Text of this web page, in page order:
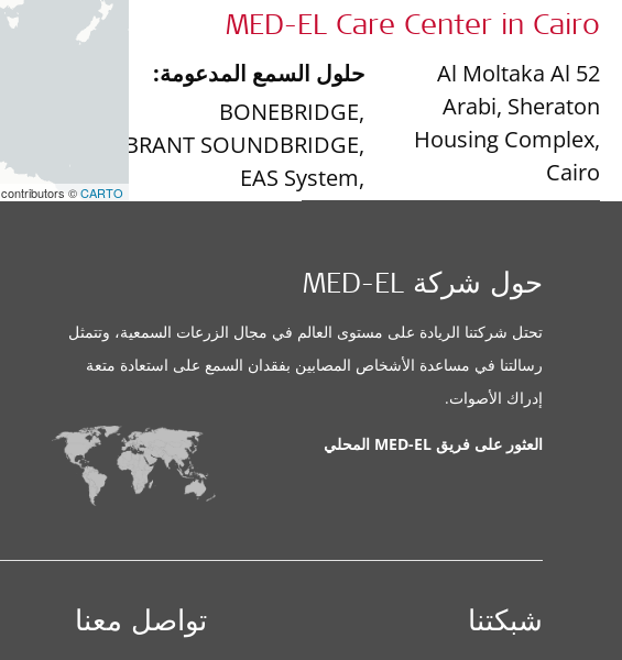
contributors ©CARTO
MED-EL Care Center in Cairo
52 Al Moltaka Al
Arabi, Sheraton
Housing Complex,
Cairo
حلول السمع المدعومة:
BONEBRIDGE,
VIBRANT SOUNDBRIDGE,
EAS System,
CI System
MED-EL Office
MED-EL Representative Office in
تفاصيل معلومات الاتصال
حلول السمع المدعومة:
حول شركة MED-EL
تحتل شركتنا الريادة على مستوى العالم في مجال الزرعات السمعية، وتتمثل
رسالتنا في مساعدة الأشخاص المصابين بفقدان السمع على استعادة متعة
إدراك الأصوات.
العثور على فريق MED-EL المحلي
شبكتنا تواصل معنا